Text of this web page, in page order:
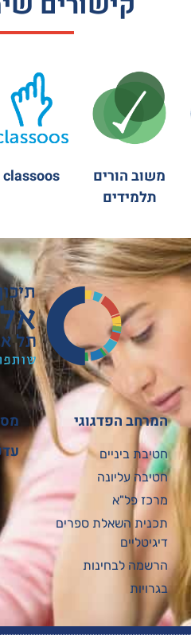
משוב הורים
תלמידים
classoos
המרחב הפדגוגי
חטיבת ביניים
חטיבה עליונה
מרכז פל"א
תכנית השאלת ספרים
דיגיטליים
הרשמה לבחינות
בגרויות